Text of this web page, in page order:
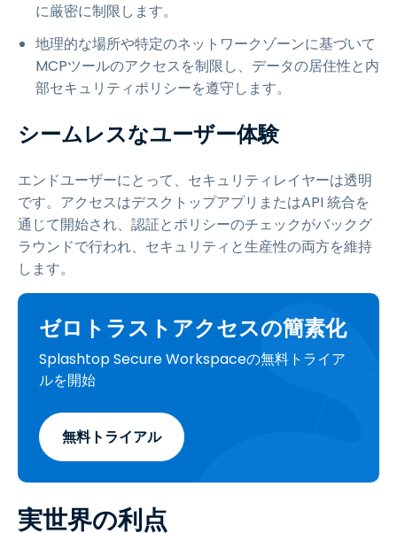
に厳密に制限します。
地理的な場所や特定のネットワークゾーンに基づいて
MCPツールのアクセスを制限し、データの居住性と内
部セキュリティポリシーを遵守します。
シームレスなユーザー体験
エンドユーザーにとって、セキュリティレイヤーは透明
です。アクセスはデスクトップアプリまたはAPI 統合を
通じて開始され、認証とポリシーのチェックがバックグ
ラウンドで行われ、セキュリティと生産性の両方を維持
します。
ゼロトラストアクセスの簡素化
Splashtop Secure Workspaceの無料トライア
ルを開始
無料トライアル
実世界の利点